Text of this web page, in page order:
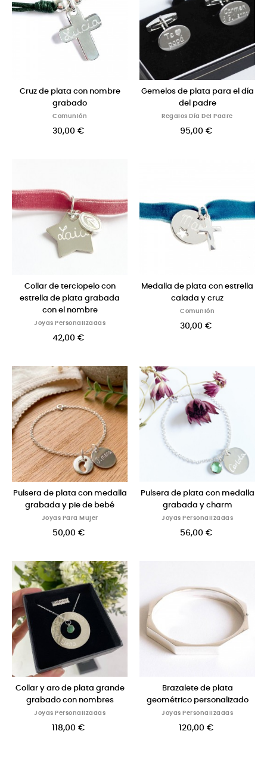
Cruz de plata con nombre
grabado
Comunión
30,00 €
Gemelos de plata para el día
del padre
Regalos Día Del Padre
95,00 €
Collar de terciopelo con
estrella de plata grabada
con el nombre
Joyas Personalizadas
42,00 €
Medalla de plata con estrella
calada y cruz
Comunión
30,00 €
Pulsera de plata con medalla
grabada y pie de bebé
Joyas Para Mujer
50,00 €
Pulsera de plata con medalla
grabada y charm
Joyas Personalizadas
56,00 €
Collar y aro de plata grande
grabado con nombres
Joyas Personalizadas
118,00 €
Brazalete de plata
geométrico personalizado
Joyas Personalizadas
120,00 €